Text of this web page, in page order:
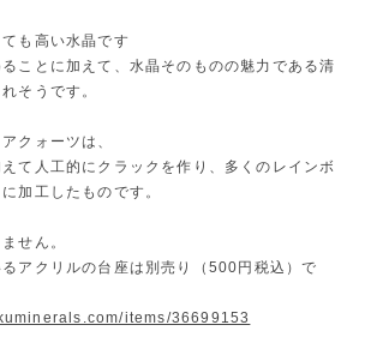
も高い水晶です
ことに加えて、水晶そのものの魅力である清
そうです。
クォーツは、
て人工的にクラックを作り、多くのレインボ
加工したものです。
せん。
アクリルの台座は別売り（500円税込）で
items/36699153